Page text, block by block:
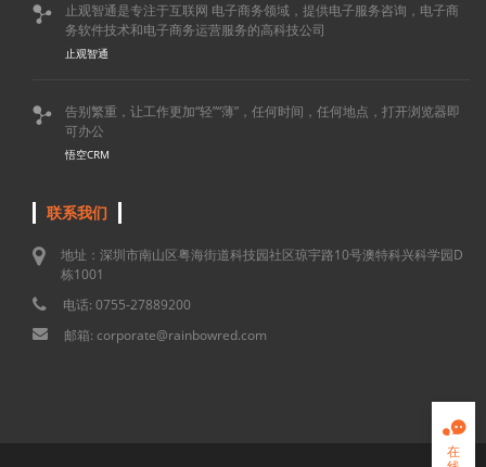

止观智通是专注于互联网 电子商务领域，提供电子服务咨询，电子商
务软件技术和电子商务运营服务的高科技公司
止观智通

告别繁重，让工作更加“轻”“薄”，任何时间，任何地点，打开浏览器即
可办公
悟空CRM
联系我们
地址：深圳市南山区粤海街道科技园社区琼宇路10号澳特科兴科学园D
栋1001
电话: 0755-27889200
邮箱: corporate@rainbowred.com

在